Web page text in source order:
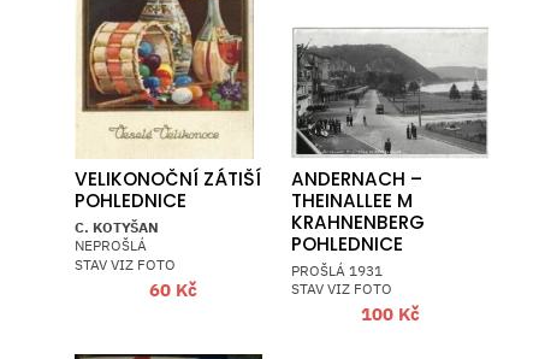
VELIKONOČNÍ ZÁTIŠÍ
POHLEDNICE
C. KOTYŠAN
NEPROŠLÁ
STAV VIZ FOTO
60 Kč
ANDERNACH –
THEINALLEE M
KRAHNENBERG
POHLEDNICE
PROŠLÁ 1931
STAV VIZ FOTO
100 Kč